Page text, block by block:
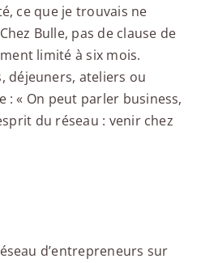
ce que je trouvais ne
Bulle, pas de clause de
limité à six mois.
déjeuners, ateliers ou
: « On peut parler business,
du réseau : venir chez
d’entrepreneurs sur